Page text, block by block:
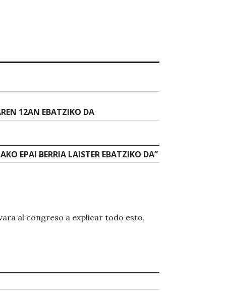
12AN EBATZIKO DA
EPAI BERRIA LAISTER EBATZIKO DA”
al congreso a explicar todo esto,